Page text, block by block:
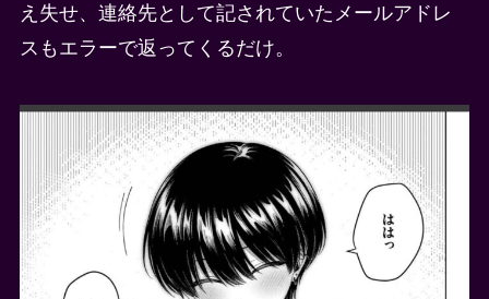
え失せ、連絡先として記されていたメールアドレ
スもエラーで返ってくるだけ。